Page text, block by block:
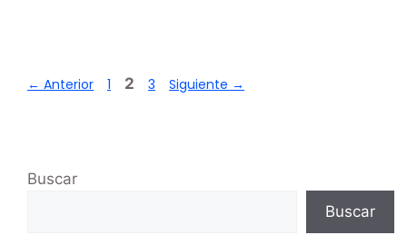
← Anterior 1 2 3 Siguiente →
Buscar
Buscar